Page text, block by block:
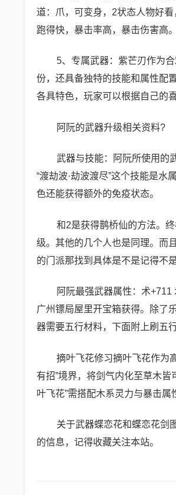
道：爪，可变身，2状态人物好
跑得快，暴击率高，暴击伤害高。
5、专属武器：紫芒刃作为
份，还具备独特的技能和属性配
各具特色，玩家可以根据自己的
阿阮的武器升级相关资料?
武器与技能：阿阮所使用的
“渡劫波·劫波渡尽”这个技能是
色还能获得额外的免疫状态。
和2是获得鹊桥仙的方法。
级。其他的几个人也是同理。而
的门派那找到具体是不是记得不
阿阮最强武器属性：术
广州镖局屋里开宝箱获得。除了
器需要五行材料，下面附上刷五
摘叶飞花修习摘叶飞花作为
有招”境界，将剑气内化至草木
叶飞花”需搭配木系灵力与暴击属
关于武器蝶恋花和蝶恋花剑
的信息，记得收藏关注本站。